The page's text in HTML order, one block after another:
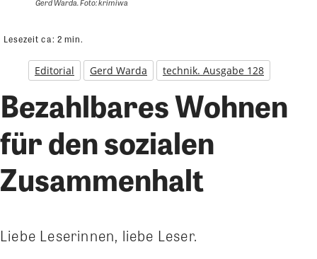
Lesezeit ca: 2 min.
Editorial Gerd Warda technik. Ausgabe 128
Bezahlbares Wohnen
für den sozialen
Zusammenhalt
Liebe Leserinnen, liebe Leser.